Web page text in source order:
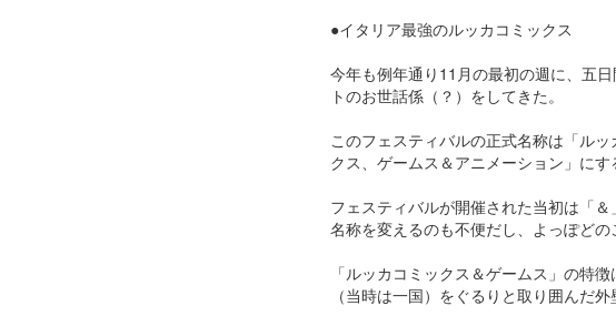
●イタリア最強のルッカコミックス
今年も例年通り11月の最初の週に、五
トのお世話係（？）をしてきた。
このフェスティバルの正式名称は「ル
クス、ゲームス＆アニメーション」に
フェスティバルが開催された当初は「
名称を変えるのも不便だし、よっぽどの
「ルッカコミックス＆ゲームス」の特
（当時は一国）をぐるりと取り囲んだ